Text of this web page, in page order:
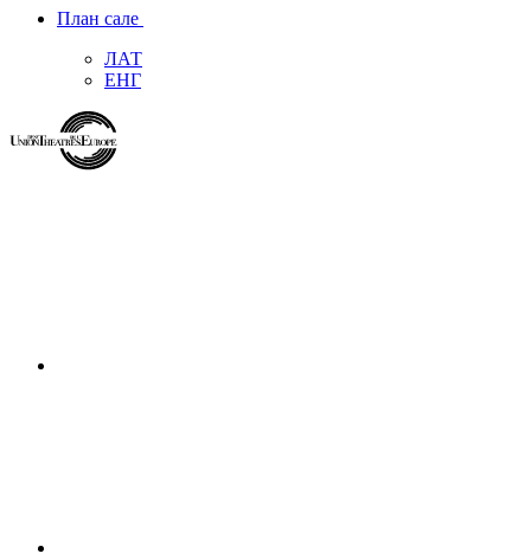
План сале
ЛАТ
ЕНГ